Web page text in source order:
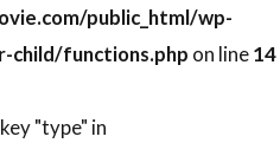
ト
・フェイトシャンズ
デニーズ・ディ・ノーヴィ
public_html/wp-
functions.php on line14
"type" in